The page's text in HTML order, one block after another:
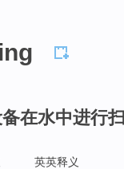
在水中进行
英英释义